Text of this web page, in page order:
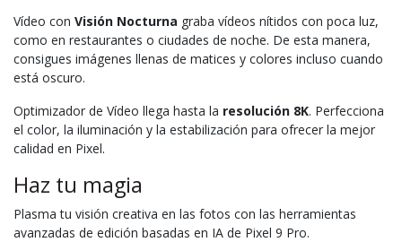
Vídeo con Visión Nocturna graba vídeos nítidos con poca luz,
como en restaurantes o ciudades de noche. De esta manera,
consigues imágenes llenas de matices y colores incluso cuando
está oscuro.
Optimizador de Vídeo llega hasta la resolución 8K. Perfecciona
el color, la iluminación y la estabilización para ofrecer la mejor
calidad en Pixel.
Haz tu magia
Plasma tu visión creativa en las fotos con las herramientas
avanzadas de edición basadas en IA de Pixel 9 Pro.